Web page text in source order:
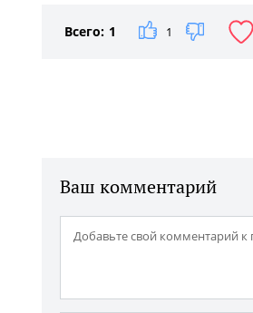
Всего: 1 1
Ваш комментарий